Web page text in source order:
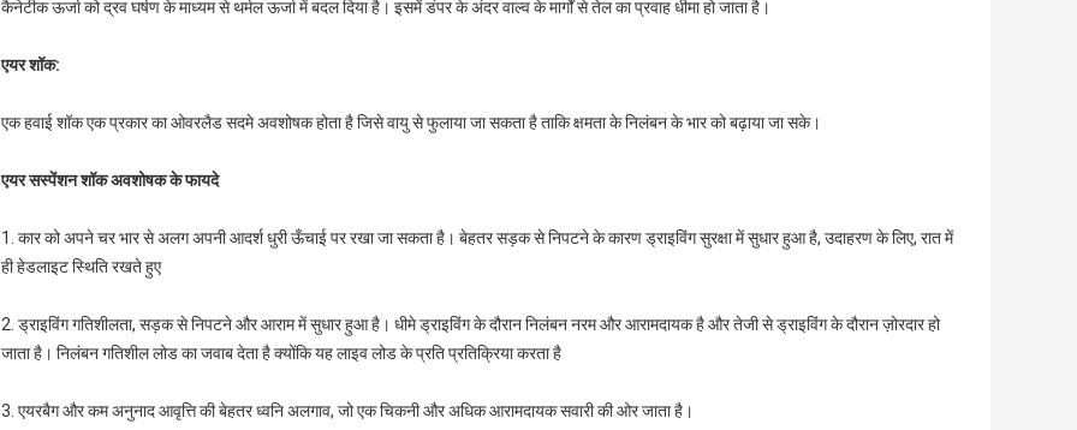
कैनेटीक ऊर्जा को द्रव घर्षण के माध्यम से थर्मल ऊर्जा में बदल दिया है। इसमें डंपर के अंदर वाल्व के मार्गों से तेल का प्रवाह धीमा हो जाता है।
एयर शॉक:
एक हवाई शॉक एक प्रकार का ओवरलैड सदमे अवशोषक होता है जिसे वायु से फुलाया जा सकता है ताकि क्षमता के निलंबन के भार को बढ़ाया जा सके।
एयर सस्पेंशन शॉक अवशोषक के फायदे
1. कार को अपने चर भार से अलग अपनी आदर्श धुरी ऊँचाई पर रखा जा सकता है। बेहतर सड़क से निपटने के कारण ड्राइविंग सुरक्षा में सुधार हुआ है, उदाहरण के लिए, रात में
ही हेडलाइट स्थिति रखते हुए
2. ड्राइविंग गतिशीलता, सड़क से निपटने और आराम में सुधार हुआ है। धीमे ड्राइविंग के दौरान निलंबन नरम और आरामदायक है और तेजी से ड्राइविंग के दौरान ज़ोरदार हो
जाता है। निलंबन गतिशील लोड का जवाब देता है क्योंकि यह लाइव लोड के प्रति प्रतिक्रिया करता है
3. एयरबैग और कम अनुनाद आवृत्ति की बेहतर ध्वनि अलगाव, जो एक चिकनी और अधिक आरामदायक सवारी की ओर जाता है।